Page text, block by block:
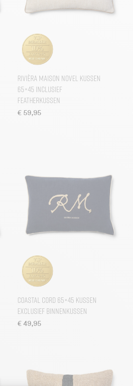
Rivièra Maison Novel Kussen
65×45 inclusief
Featherkussen
€ 59,95
Coastal Cord 65×45 Kussen
exclusief binnenkussen
€ 49,95